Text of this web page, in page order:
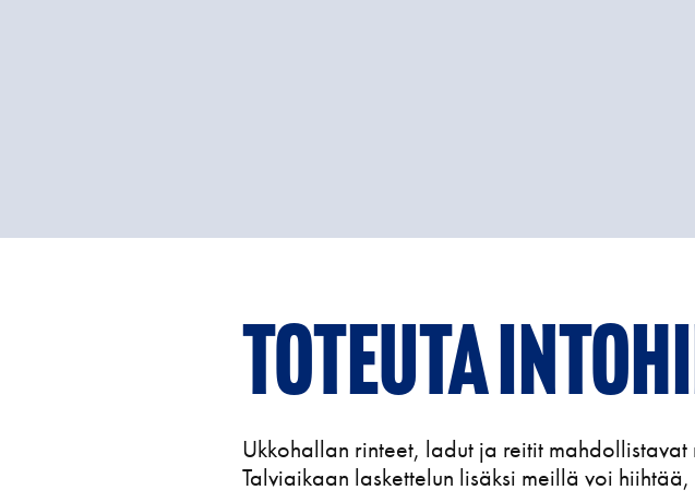
Toteuta
Ukkohallan rinteet, ladut ja reitit
Talviaikaan laskettelun lisäksi meillä voi